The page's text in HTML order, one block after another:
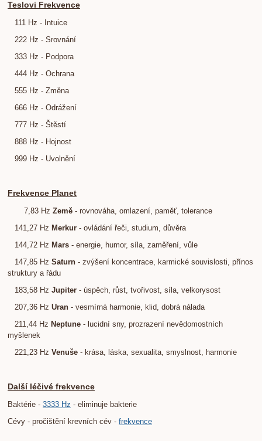
Teslovi Frekvence
111 Hz - Intuice
222 Hz - Srovnání
333 Hz - Podpora
444 Hz - Ochrana
555 Hz - Změna
666 Hz - Odrážení
777 Hz - Štěstí
888 Hz - Hojnost
999 Hz - Uvolnění
Frekvence Planet
7,83 Hz Země - rovnováha, omlazení, paměť, tolerance
141,27 Hz Merkur - ovládání řeči, studium, důvěra
144,72 Hz Mars - energie, humor, síla, zaměření, vůle
147,85 Hz Saturn - zvýšení koncentrace, karmické souvislosti, přínos
struktury a řádu
183,58 Hz Jupiter - úspěch, růst, tvořivost, síla, velkorysost
207,36 Hz Uran - vesmírná harmonie, klid, dobrá nálada
211,44 Hz Neptune - lucidní sny, prozrazení nevědomostních
myšlenek
221,23 Hz Venuše - krása, láska, sexualita, smyslnost, harmonie
Další léčivé frekvence
Baktérie - 3333 Hz - eliminuje bakterie
Cévy - pročištění krevních cév - frekvence